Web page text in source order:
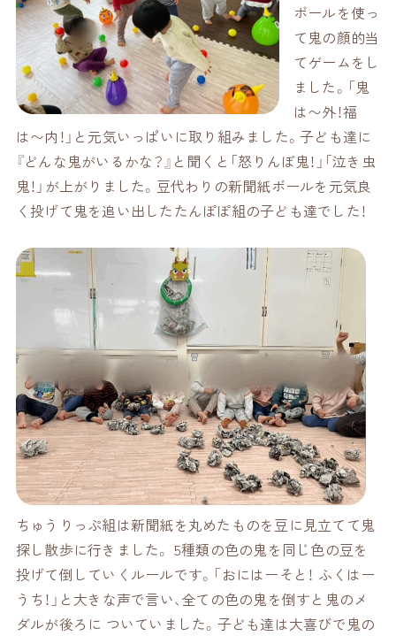
ボールを使っ
て鬼の顔的当
てゲームをし
ました。「鬼
は〜外！福
は〜内！」と元気いっぱいに取り組みました。子ども達に
『どんな鬼がいるかな？』と聞くと「怒りんぼ鬼！」「泣き虫
鬼！」が上がりました。豆代わりの新聞紙ボールを元気良
く投げて鬼を追い出したたんぽぽ組の子ども達でした！
ちゅうりっぷ組は新聞紙を丸めたものを豆に見立てて鬼
探し散歩に行きました。 5種類の色の鬼を同じ色の豆を
投げて倒していくルールです。「おにはーそと！ ふくはー
うち！」と大きな声で言い、全ての色の鬼を倒すと鬼のメ
ダルが後ろに ついていました。子ども達は大喜びで鬼の